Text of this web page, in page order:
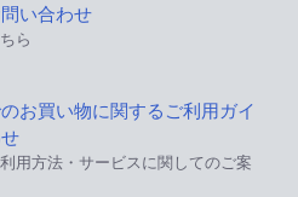
い合わせ
ら
お買い物に関するご利用ガイ
用方法・サービスに関してのご案